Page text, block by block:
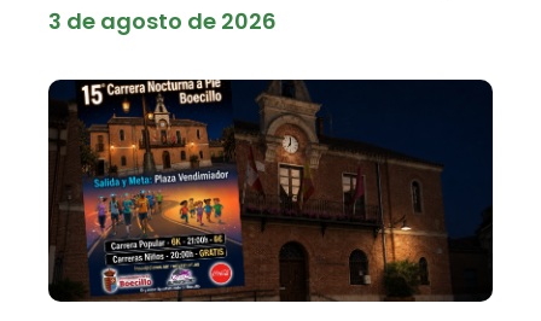
3 de agosto de 2026